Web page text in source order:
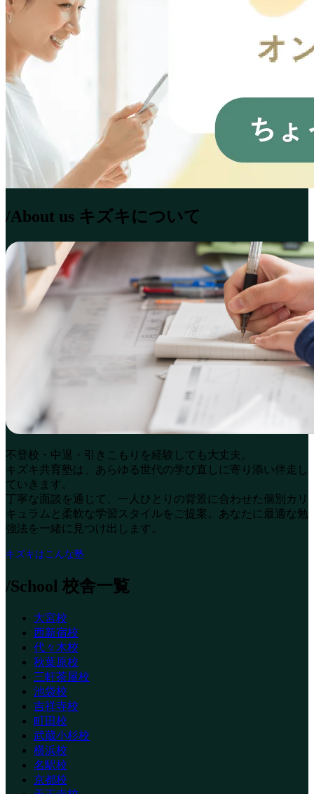
/About us キズキについて
不登校・中退・引きこもりを経験しても大丈夫。
キズキ共育塾は、あらゆる世代の学び直しに寄り添い伴走し
ていきます。
丁寧な面談を通じて、一人ひとりの背景に合わせた個別カリ
キュラムと柔軟な学習スタイルをご提案。あなたに最適な勉
強法を一緒に見つけ出します。
キズキはこんな塾
/School 校舎一覧
大宮校
西新宿校
代々木校
秋葉原校
三軒茶屋校
池袋校
吉祥寺校
町田校
武蔵小杉校
横浜校
名駅校
京都校